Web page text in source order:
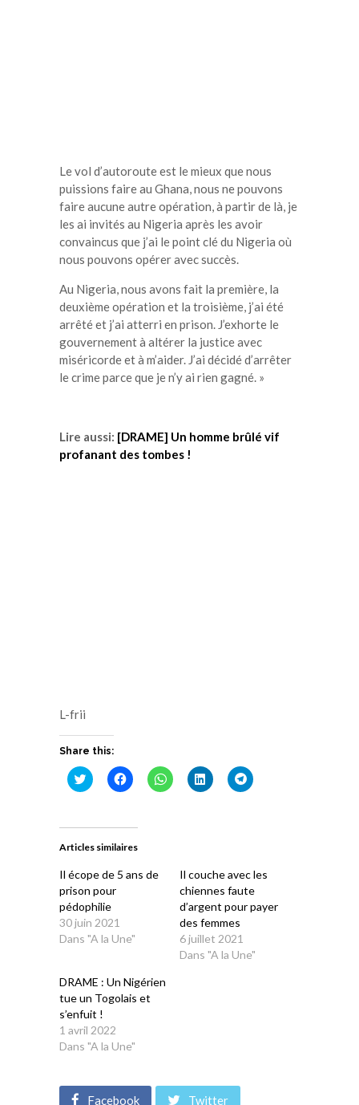
Le vol d’autoroute est le mieux que nous
puissions faire au Ghana, nous ne pouvons
faire aucune autre opération, à partir de là, je
les ai invités au Nigeria après les avoir
convaincus que j’ai le point clé du Nigeria où
nous pouvons opérer avec succès.
Au Nigeria, nous avons fait la première, la
deuxième opération et la troisième, j’ai été
arrêté et j’ai atterri en prison. J’exhorte le
gouvernement à altérer la justice avec
miséricorde et à m’aider. J’ai décidé d’arrêter
le crime parce que je n’y ai rien gagné. »
Lire aussi: [DRAME] Un homme brûlé vif
profanant des tombes !
L-frii
Share this:
Cliquez
pour
dans
nouvelle
Cliquez
pour
dans
nouvelle
Cliquez
pour
Cliquez
pour
Cliquez
pour
Articles similaires
Il écope de 5 ans de
prison pour
pédophilie
30 juin 2021
Dans "A la Une"
Il couche avec les
chiennes faute
d’argent pour payer
des femmes
6 juillet 2021
Dans "A la Une"
DRAME : Un Nigérien
tue un Togolais et
s’enfuit !
1 avril 2022
Dans "A la Une"
Facebook Twitter